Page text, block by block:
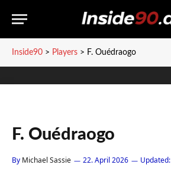
Inside90 > Players > F. Ouédraogo
F. Ouédraogo
By Michael Sassie 22. April 2026 Updated: